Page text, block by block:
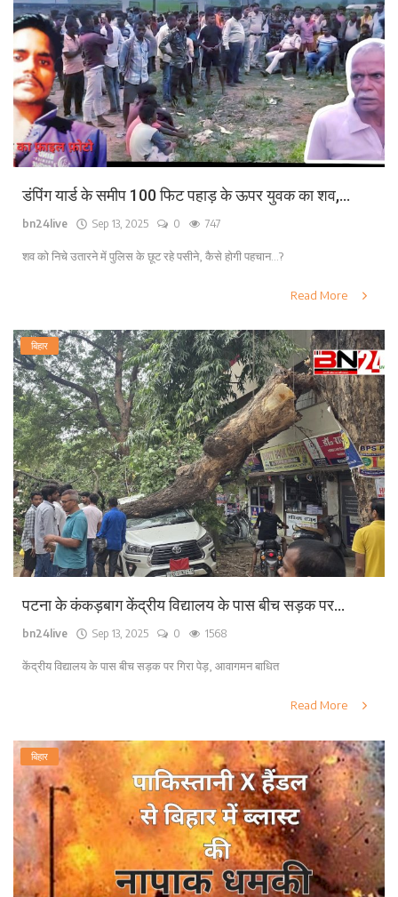
डंपिंग यार्ड के समीप 100 फिट पहाड़ के ऊपर युवक का शव,...
bn24live Sep 13, 2025 0 747
शव को निचे उतारने में पुलिस के छूट रहे पसीने, कैसे होगी पहचान...?
Read More
बिहार
पटना के कंकड़बाग केंद्रीय विद्यालय के पास बीच सड़क पर...
bn24live Sep 13, 2025 0 1568
केंद्रीय विद्यालय के पास बीच सड़क पर गिरा पेड़, आवागमन बाधित
Read More
बिहार